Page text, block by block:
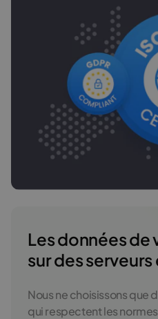
Les données de
sur des
Nous ne choisissons que
qui respectent les